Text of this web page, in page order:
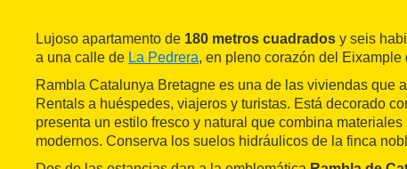
Lujoso apartamento de 180 metros cuadrados y seis
a una calle de La Pedrera, en pleno corazón del Eixample
Rambla Catalunya Bretagne es una de las viviendas que
Rentals a huéspedes, viajeros y turistas. Está decorado
presenta un estilo fresco y natural que combina
modernos. Conserva los suelos hidráulicos de la finca